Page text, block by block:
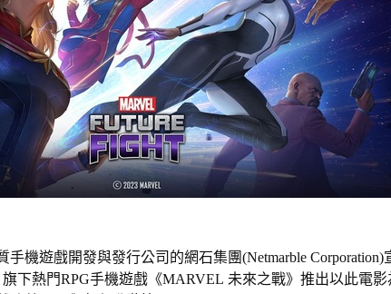
手機遊戲開發與發行公司的網石集團(Netmarble
旗下熱門RPG手機遊戲《MARVEL 未來之戰》推出以此電